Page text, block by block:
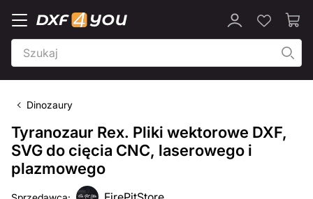
Dinozaury
Tyranozaur Rex. Pliki wektorowe DXF,
SVG do cięcia CNC, laserowego i
plazmowego